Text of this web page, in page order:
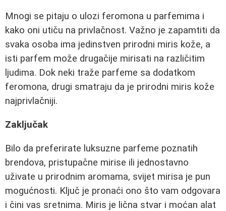
Mnogi se pitaju o ulozi feromona u parfemima i
kako oni utiču na privlačnost. Važno je zapamtiti da
svaka osoba ima jedinstven prirodni miris kože, a
isti parfem može drugačije mirisati na različitim
ljudima. Dok neki traže parfeme sa dodatkom
feromona, drugi smatraju da je prirodni miris kože
najprivlačniji.
Zaključak
Bilo da preferirate luksuzne parfeme poznatih
brendova, pristupačne mirise ili jednostavno
uživate u prirodnim aromama, svijet mirisa je pun
mogućnosti. Ključ je pronaći ono što vam odgovara
i čini vas sretnima. Miris je lična stvar i moćan alat